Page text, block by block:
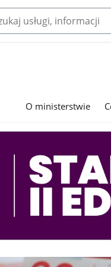
O ministerstwie